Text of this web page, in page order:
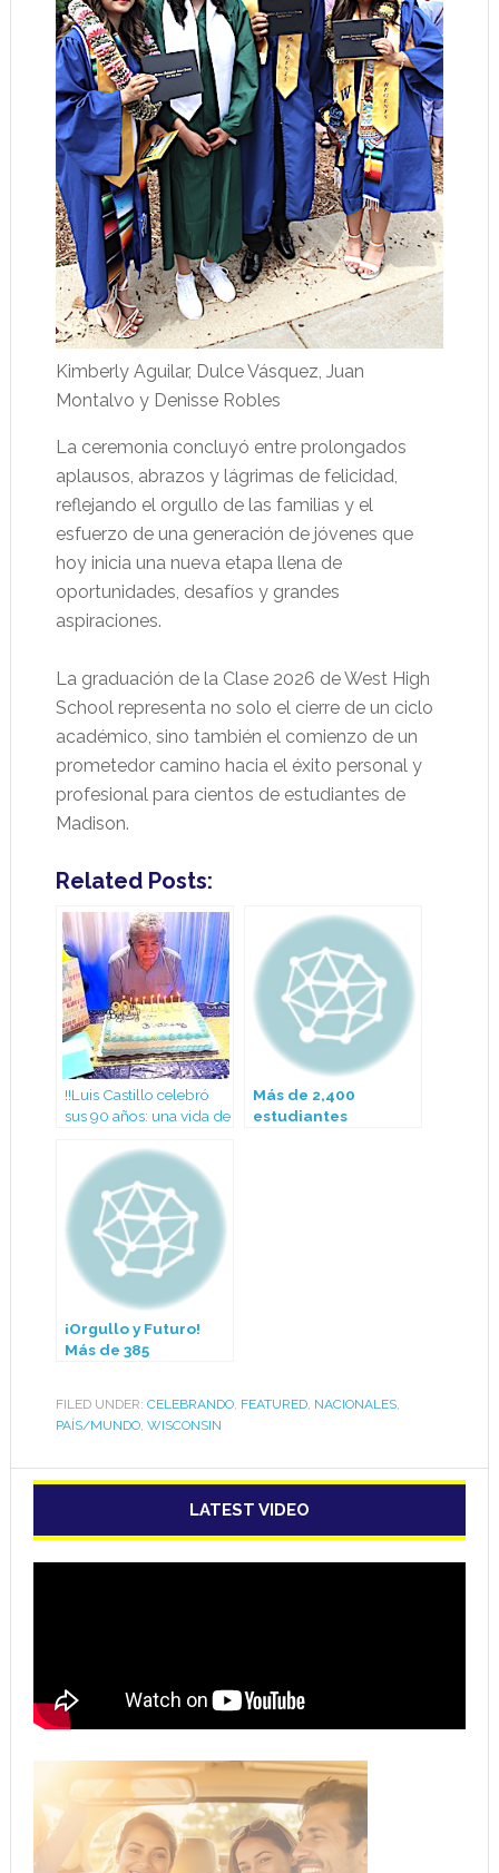
Kimberly Aguilar, Dulce Vásquez, Juan
Montalvo y Denisse Robles
La ceremonia concluyó entre prolongados
aplausos, abrazos y lágrimas de felicidad,
reflejando el orgullo de las familias y el
esfuerzo de una generación de jóvenes que
hoy inicia una nueva etapa llena de
oportunidades, desafíos y grandes
aspiraciones.
La graduación de la Clase 2026 de West High
School representa no solo el cierre de un ciclo
académico, sino también el comienzo de un
prometedor camino hacia el éxito personal y
profesional para cientos de estudiantes de
Madison.
Related Posts:
!!Luis Castillo celebró
sus 90 años: una vida de
Más de 2,400
estudiantes
¡Orgullo y Futuro!
Más de 385
celebran su
graduación en el
FILED UNDER: CELEBRANDO, FEATURED, NACIONALES,
PAÍS/MUNDO, WISCONSIN
LATEST VIDEO